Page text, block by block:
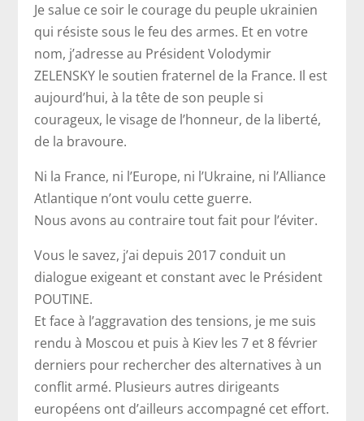
Je salue ce soir le courage du peuple ukrainien
qui résiste sous le feu des armes. Et en votre
nom, j’adresse au Président Volodymir
ZELENSKY le soutien fraternel de la France. Il est
aujourd’hui, à la tête de son peuple si
courageux, le visage de l’honneur, de la liberté,
de la bravoure.
Ni la France, ni l’Europe, ni l’Ukraine, ni l’Alliance
Atlantique n’ont voulu cette guerre.
Nous avons au contraire tout fait pour l’éviter.
Vous le savez, j’ai depuis 2017 conduit un
dialogue exigeant et constant avec le Président
POUTINE.
Et face à l’aggravation des tensions, je me suis
rendu à Moscou et puis à Kiev les 7 et 8 février
derniers pour rechercher des alternatives à un
conflit armé. Plusieurs autres dirigeants
européens ont d’ailleurs accompagné cet effort.